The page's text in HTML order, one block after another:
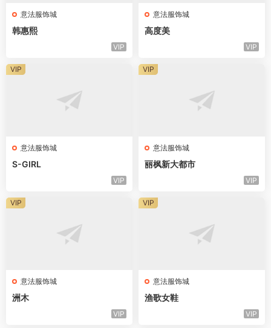
意法服饰城
韩惠熙
VIP
意法服饰城
高度美
VIP
意法服饰城
S-GIRL
VIP
VIP
意法服饰城
丽枫新大都市
VIP
VIP
意法服饰城
洲木
VIP
VIP
意法服饰城
渔歌女鞋
VIP
VIP